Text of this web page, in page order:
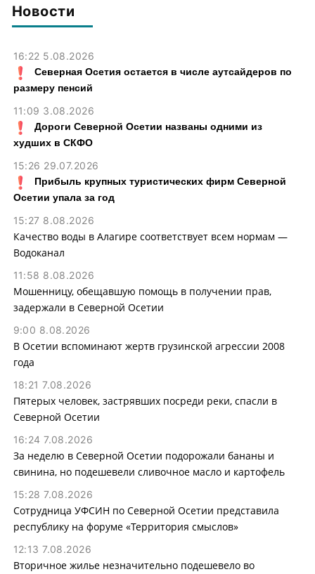
Новости
16:22 5.08.2026
Северная Осетия остается в числе аутсайдеров по
размеру пенсий
11:09 3.08.2026
Дороги Северной Осетии названы одними из
худших в СКФО
15:26 29.07.2026
Прибыль крупных туристических фирм Северной
Осетии упала за год
15:27 8.08.2026
Качество воды в Алагире соответствует всем нормам —
Водоканал
11:58 8.08.2026
Мошенницу, обещавшую помощь в получении прав,
задержали в Северной Осетии
9:00 8.08.2026
В Осетии вспоминают жертв грузинской агрессии 2008
года
18:21 7.08.2026
Пятерых человек, застрявших посреди реки, спасли в
Северной Осетии
16:24 7.08.2026
За неделю в Северной Осетии подорожали бананы и
свинина, но подешевели сливочное масло и картофель
15:28 7.08.2026
Сотрудница УФСИН по Северной Осетии представила
республику на форуме «Территория смыслов»
12:13 7.08.2026
Вторичное жилье незначительно подешевело во